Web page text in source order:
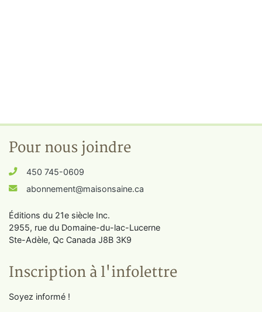
Pour nous joindre
450 745-0609
abonnement@maisonsaine.ca
Éditions du 21e siècle Inc.
2955, rue du Domaine-du-lac-Lucerne
Ste-Adèle, Qc Canada J8B 3K9
Inscription à l'infolettre
Soyez informé !